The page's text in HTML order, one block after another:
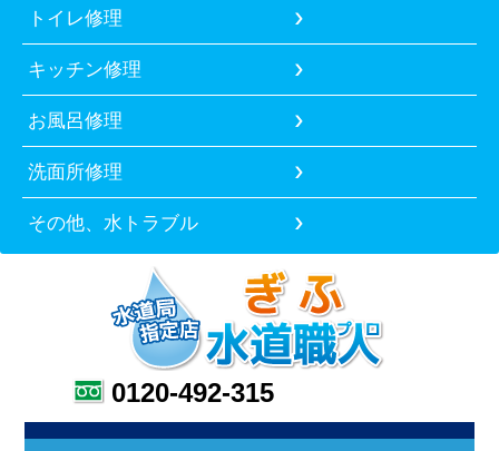
トイレ修理
キッチン修理
お風呂修理
洗面所修理
その他、水トラブル
0120-492-315